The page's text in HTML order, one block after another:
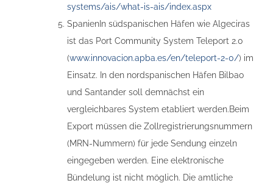
systems/ais/what-is-ais/index.aspx
SpanienIn südspanischen Häfen wie Algeciras
ist das Port Community System Teleport 2.0
(www.innovacion.apba.es/en/teleport-2-0/) im
Einsatz. In den nordspanischen Häfen Bilbao
und Santander soll demnächst ein
vergleichbares System etabliert werden.Beim
Export müssen die Zollregistrierungsnummern
(MRN-Nummern) für jede Sendung einzeln
eingegeben werden. Eine elektronische
Bündelung ist nicht möglich. Die amtliche